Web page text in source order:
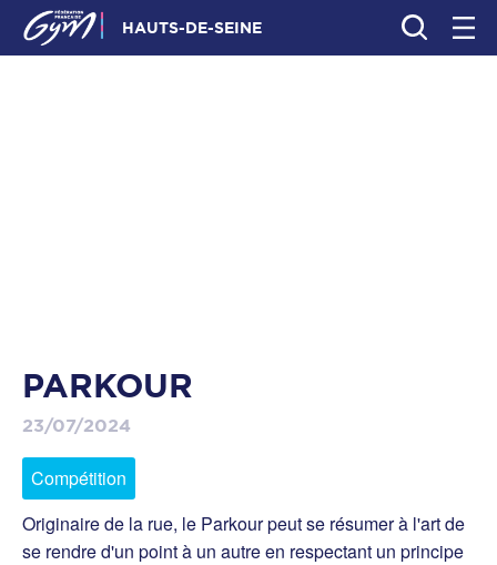
HAUTS-DE-SEINE
PARKOUR
23/07/2024
Compétition
Originaire de la rue, le Parkour peut se résumer à l'art de
se rendre d'un point à un autre en respectant un principe